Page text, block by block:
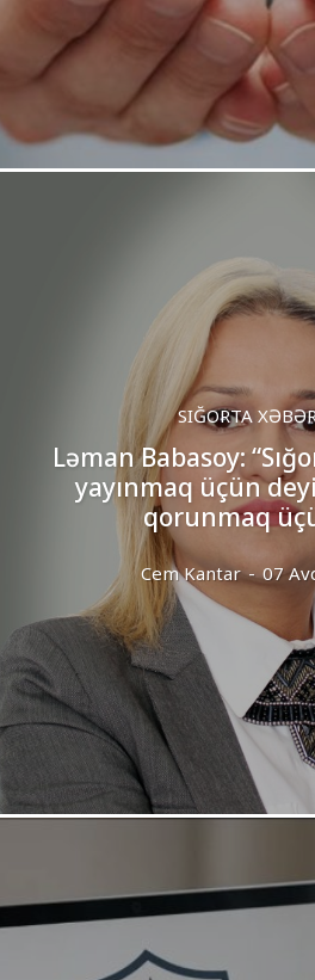
SIĞORTA
Ləman Babasoy:
yayınmaq üçün
qorunmaq
Cem Kantar - 07